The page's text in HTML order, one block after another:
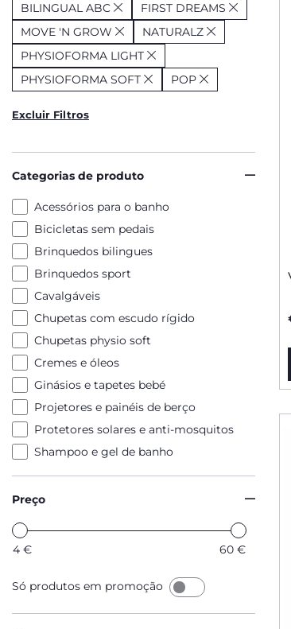
BILINGUAL ABC
FIRST DREAMS
MOVE 'N GROW
NATURALZ
PHYSIOFORMA LIGHT
PHYSIOFORMA SOFT
POP
Excluir Filtros
Categorias de produto
Acessórios para o banho
Bicicletas sem pedais
Brinquedos bilingues
Brinquedos sport
Cavalgáveis
Chupetas com escudo rígido
Chupetas physio soft
Cremes e óleos
Ginásios e tapetes bebé
Projetores e painéis de berço
Protetores solares e anti-mosquitos
Shampoo e gel de banho
Preço
4 € 60 €
Só produtos em promoção